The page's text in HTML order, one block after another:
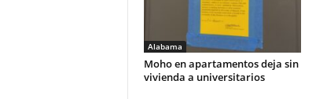
Alabama
Moho en apartamentos deja sin
vivienda a universitarios